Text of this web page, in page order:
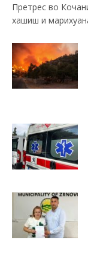
Претрес во
хашиш и